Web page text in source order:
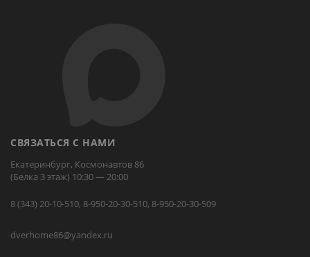
СВЯЗАТЬСЯ С НАМИ
Екатеринбург, Космонавтов 86
(Белка 3 этаж) 10:30 — 20:00
8 (343) 20-10-510, 8-950-20-30-510, 8-950-20-30-509
dverhome86@yandex.ru